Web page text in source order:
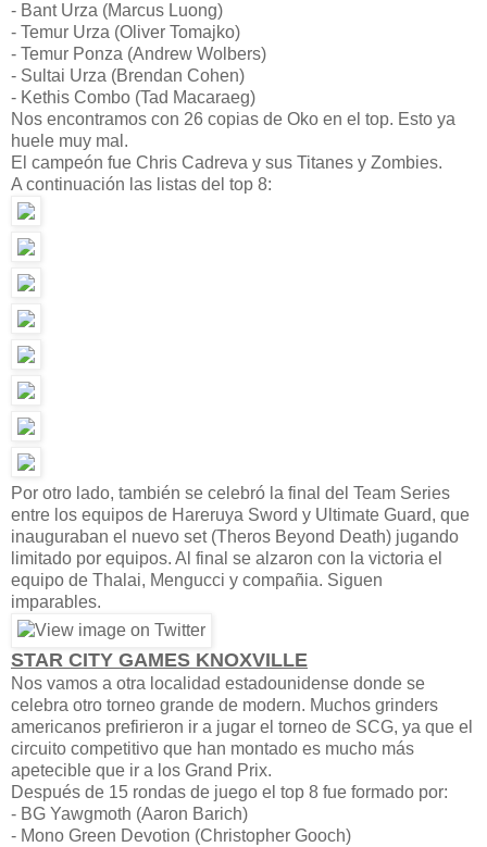
- Bant Urza (Marcus Luong)
- Temur Urza (Oliver Tomajko)
- Temur Ponza (Andrew Wolbers)
- Sultai Urza (Brendan Cohen)
- Kethis Combo (Tad Macaraeg)
Nos encontramos con 26 copias de Oko en el top. Esto ya
huele muy mal.
El campeón fue Chris Cadreva y sus Titanes y Zombies.
A continuación las listas del top 8:
Por otro lado, también se celebró la final del Team Series
entre los equipos de Hareruya Sword y Ultimate Guard, que
inauguraban el nuevo set (Theros Beyond Death) jugando
limitado por equipos. Al final se alzaron con la victoria el
equipo de Thalai, Mengucci y compañia. Siguen
imparables.
STAR CITY GAMES KNOXVILLE
Nos vamos a otra localidad estadounidense donde se
celebra otro torneo grande de modern. Muchos grinders
americanos prefirieron ir a jugar el torneo de SCG, ya que el
circuito competitivo que han montado es mucho más
apetecible que ir a los Grand Prix.
Después de 15 rondas de juego el top 8 fue formado por:
- BG Yawgmoth (Aaron Barich)
- Mono Green Devotion (Christopher Gooch)